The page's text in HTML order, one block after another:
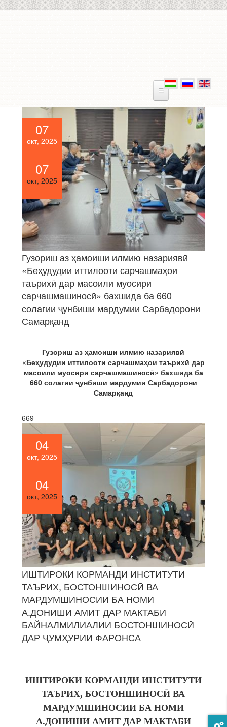
07
окт, 2025
07
окт, 2025
Гузориш аз ҳамоиши илмию назариявӣ
«Беҳудудии иттилооти сарчашмаҳои
таърихӣ дар масоили муосири
сарчашмашиносӣ» бахшида ба 660
солагии ҷунбиши мардумии Сарбадорони
Самарқанд
Гузориш аз ҳамоиши илмию назариявӣ
«Беҳудудии иттилооти сарчашмаҳои таърихӣ дар
масоили муосири сарчашмашиносӣ» бахшида ба
660 солагии ҷунбиши мардумии Сарбадорони
Самарқанд
669
04
окт, 2025
04
окт, 2025
ИШТИРОКИ КОРМАНДИ ИНСТИТУТИ
ТАЪРИХ, БОСТОНШИНОСӢ ВА
МАРДУМШИНОСИИ БА НОМИ
А.ДОНИШИ АМИТ ДАР МАКТАБИ
БАЙНАЛМИЛИАЛИИ БОСТОНШИНОСӢ
ДАР ҶУМҲУРИИ ФАРОНСА
ИШТИРОКИ КОРМАНДИ ИНСТИТУТИ
ТАЪРИХ, БОСТОНШИНОСӢ ВА
МАРДУМШИНОСИИ БА НОМИ
А.ДОНИШИ АМИТ ДАР МАКТАБИ